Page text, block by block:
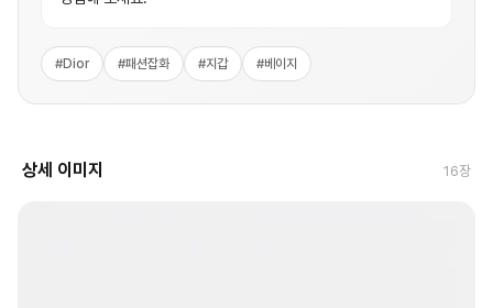
#Dior #패션잡화 #지갑 #베이지
상세 이미지 16장